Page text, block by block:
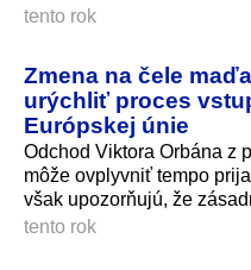
tento rok
Zmena na čele
urýchliť proces
Európskej únie
Odchod Viktora Orbána z
môže ovplyvniť tempo
však upozorňujú, že
tento rok